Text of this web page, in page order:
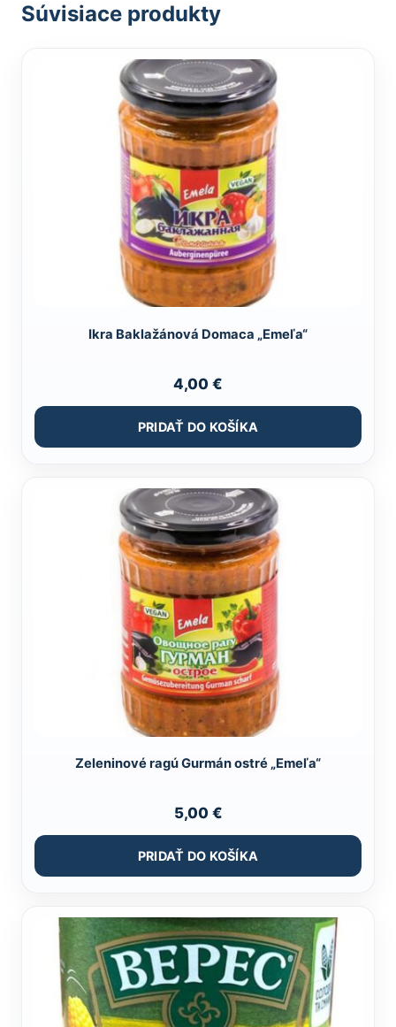
Súvisiace produkty
Ikra Baklažánová Domaca „Emeľa“
4,00 €
PRIDAŤ DO KOŠÍKA
Zeleninové ragú Gurmán ostré „Emeľa“
5,00 €
PRIDAŤ DO KOŠÍKA